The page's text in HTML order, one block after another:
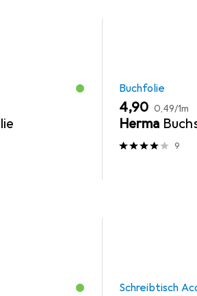
Buchfolie
EUR
4,90 EUR
0,49/1m
Herma
9
Schreibtisch